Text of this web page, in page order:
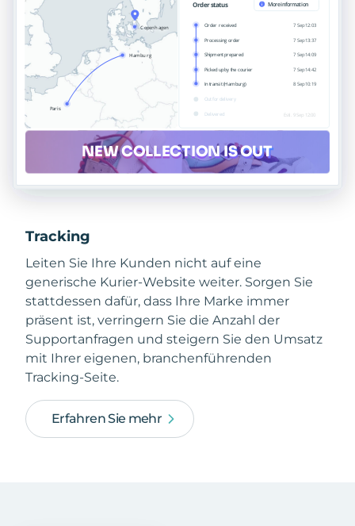
Tracking
Leiten Sie Ihre Kunden nicht auf eine
generische Kurier-Website weiter. Sorgen Sie
stattdessen dafür, dass Ihre Marke immer
präsent ist, verringern Sie die Anzahl der
Supportanfragen und steigern Sie den Umsatz
mit Ihrer eigenen, branchenführenden
Tracking-Seite.
Erfahren Sie mehr